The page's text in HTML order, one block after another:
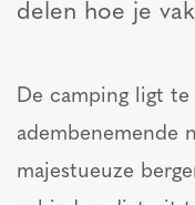
delen hoe je
De camping ligt
adembenemende
majestueuze